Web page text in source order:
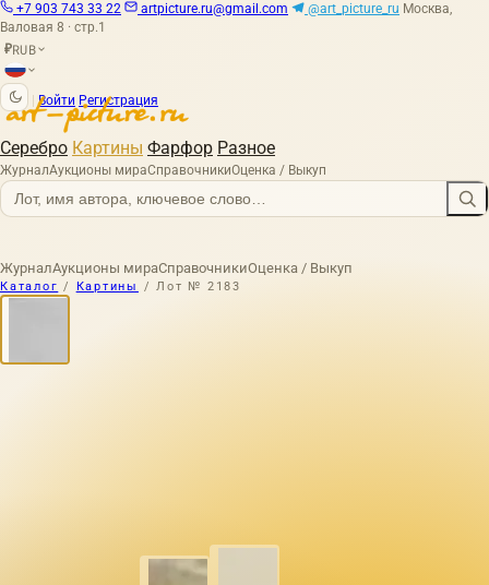
+7 903 743 33 22 artpicture.ru@gmail.com @art_picture_ru Москва,
Валовая 8 · стр.1
₽RUB
Войти Регистрация
Серебро Картины Фарфор Разное
ЖурналАукционы мираСправочникиОценка / Выкуп
ЖурналАукционы мираСправочникиОценка / Выкуп
Каталог / Картины / Лот № 2183